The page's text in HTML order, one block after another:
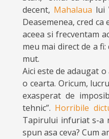
decent, Mahalaua lui
Deasemenea, cred
aceea si frecventam
meu mai direct de a
mut.
Aici este de adaugat
o cearta. Oricum,
exasperat de
tehnic”. Horribile
Tapirului infuriat s-a
spun asa ceva? Cum